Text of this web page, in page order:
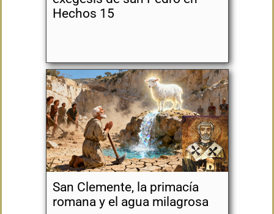
Hechos 15
San Clemente, la primacía
romana y el agua milagrosa